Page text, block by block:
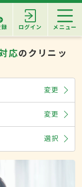
ログイン メニュー
応のクリニッ
変更
変更
選択